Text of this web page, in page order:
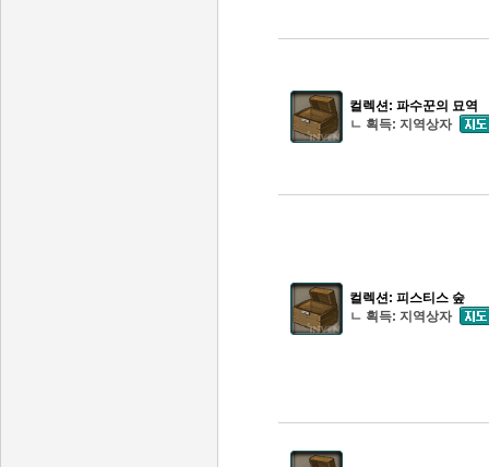
컬렉션: 파수꾼의 묘역
ㄴ 획득: 지역상자
컬렉션: 피스티스 숲
ㄴ 획득: 지역상자